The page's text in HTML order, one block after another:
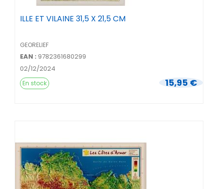
ILLE ET VILAINE 31,5 X 21,5 CM
GEORELIEF
EAN : 9782361680299
02/12/2024
15,95 €
En stock